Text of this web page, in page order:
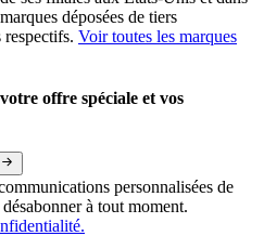
déposées de tiers
respectifs. Voir toutes les marques
offre spéciale et vos
personnalisées de
à tout moment.